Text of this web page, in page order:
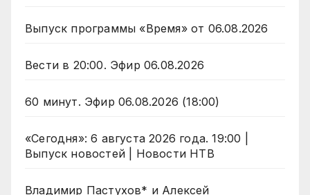
Выпуск программы «Время» от 06.08.2026
Вести в 20:00. Эфир 06.08.2026
60 минут. Эфир 06.08.2026 (18:00)
«Сегодня»: 6 августа 2026 года. 19:00 |
Выпуск новостей | Новости НТВ
Владимир Пастухов* и Алексей